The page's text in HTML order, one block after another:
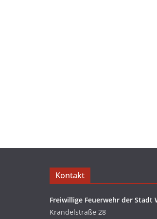
Kontakt
Freiwillige Feuerwehr der Stadt
Krandelstraße 28